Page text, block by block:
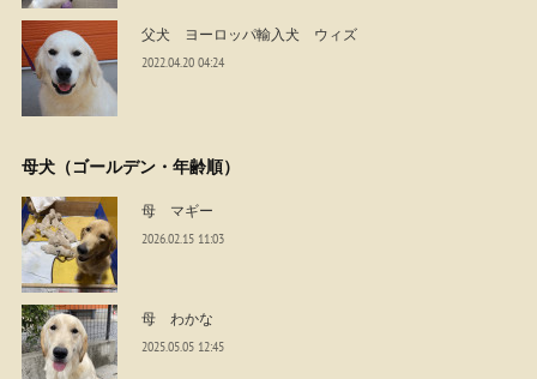
父犬 ヨーロッパ輸入犬 ウィズ
2022.04.20 04:24
母犬（ゴールデン・年齢順）
母 マギー
2026.02.15 11:03
母 わかな
2025.05.05 12:45